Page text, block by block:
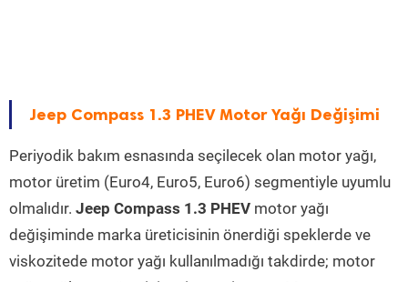
Jeep Compass 1.3 PHEV Motor Yağı Değişimi
Periyodik bakım esnasında seçilecek olan motor yağı,
motor üretim (Euro4, Euro5, Euro6) segmentiyle uyumlu
olmalıdır. Jeep Compass 1.3 PHEV motor yağı
değişiminde marka üreticisinin önerdiği speklerde ve
viskozitede motor yağı kullanılmadığı takdirde; motor